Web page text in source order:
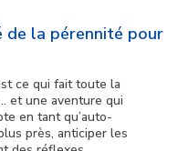
de la pérennité pour
ce qui fait toute la
et une aventure qui
en tant qu’auto-
près, anticiper les